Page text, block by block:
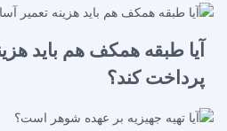
آیا طبقه همکف هم باید
پرداخت کند؟